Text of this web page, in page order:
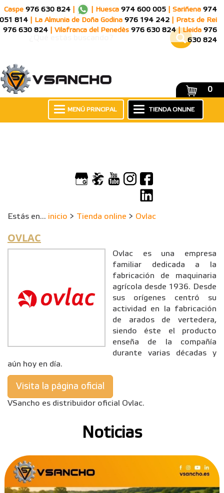
Caspe 976 630 824 Huesca 974 600 005 Sariñena 974
051 814
La Almunia de Doña Godina 976 194 242
Prats de Rei
976 630 824
Vilafranca del Penedès 976 630 824 Lleida 976
630 824
0
TIENDA ONLINE
MENÚ PRINCIPAL
Estás en... inicio > Tienda online > Ovlac
OVLAC
Ovlac es una empresa
familiar dedicada a la
fabricación de maquinaria
agrícola desde 1936. Desde
sus orígenes centró su
actividad en la fabricación
de arados de vertedera,
siendo éste el producto
enseña de la compañía
durante varias décadas y
aún hoy en día.
Visita la página oficial
VSancho es distribuidor oficial Ovlac.
Noticias